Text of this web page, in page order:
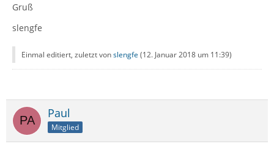
Gruß
slengfe
Einmal editiert, zuletzt vonslengfe (12. Januar 2018 um 11:39)
Paul
Mitglied